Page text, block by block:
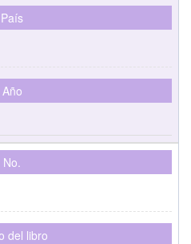
País
Año
No.
del libro